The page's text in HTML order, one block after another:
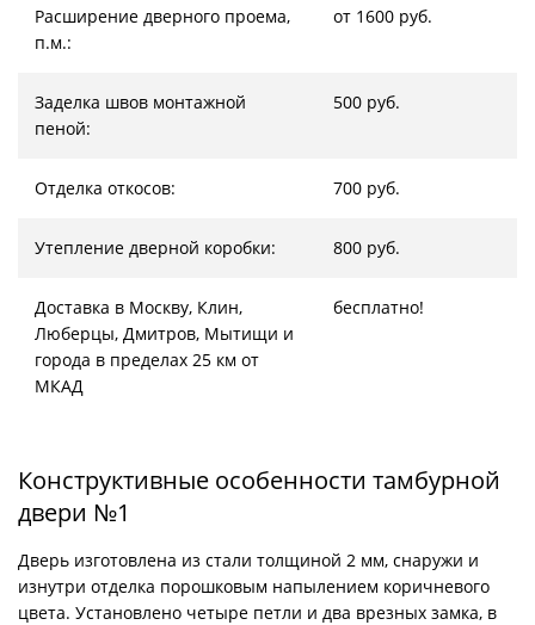
Расширение дверного проема,
п.м.:
от 1600 руб.
Заделка швов монтажной
пеной:
500 руб.
Отделка откосов: 700 руб.
Утепление дверной коробки: 800 руб.
Доставка в Москву, Клин,
Люберцы, Дмитров, Мытищи и
города в пределах 25 км от
МКАД
бесплатно!
Конструктивные особенности тамбурной
двери №1
Дверь изготовлена из стали толщиной 2 мм, снаружи и
изнутри отделка порошковым напылением коричневого
цвета. Установлено четыре петли и два врезных замка, в